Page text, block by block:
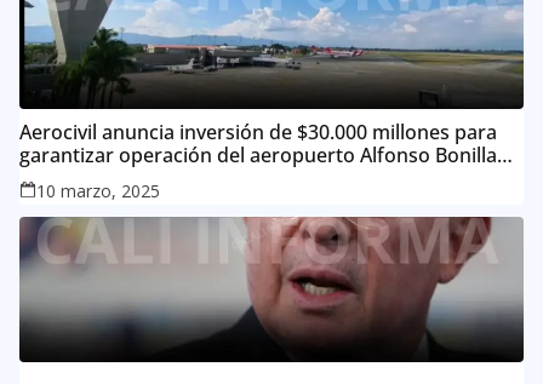
Aerocivil anuncia inversión de $30.000 millones para
garantizar operación del aeropuerto Alfonso Bonilla
Aragón
10 marzo, 2025